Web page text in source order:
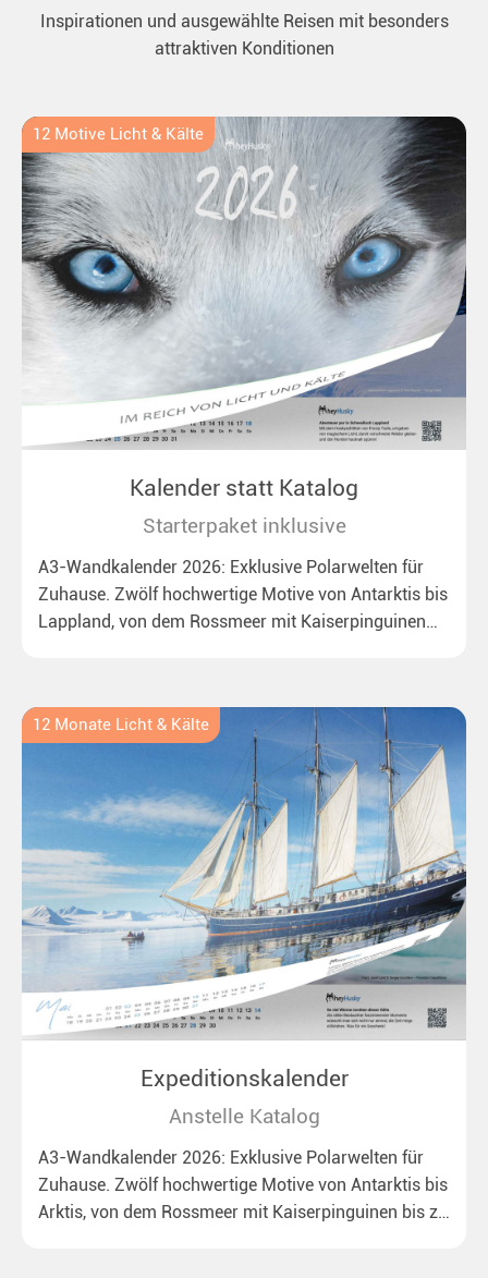
Inspirationen und ausgewählte Reisen mit besonders
attraktiven Konditionen
12 Motive Licht & Kälte
Kalender statt Katalog
Starterpaket inklusive
A3-Wandkalender 2026: Exklusive Polarwelten für
Zuhause. Zwölf hochwertige Motive von Antarktis bis
Lappland, von dem Rossmeer mit Kaiserpinguinen
12 Monate Licht & Kälte
Expeditionskalender
Anstelle Katalog
A3-Wandkalender 2026: Exklusive Polarwelten für
Zuhause. Zwölf hochwertige Motive von Antarktis bis
Arktis, von dem Rossmeer mit Kaiserpinguinen bis zu